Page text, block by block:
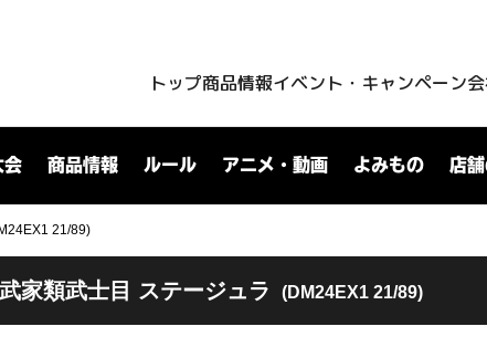
トップ商品情報イベント・キャンペーン
会 商品情報 ルール アニメ・動画 よみもの 店
21/89)
武家類武士目 ステージュラ (DM24EX1 21/89)